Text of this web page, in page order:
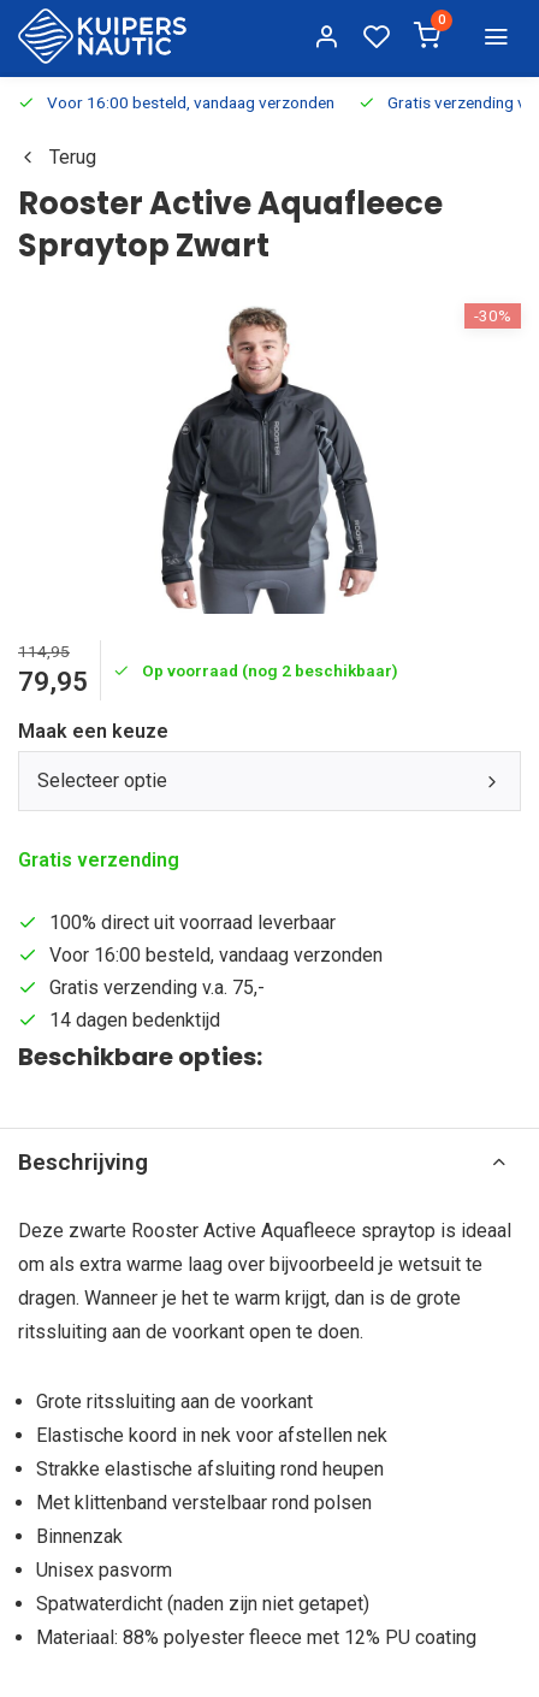
0
Voor 16:00 besteld, vandaag verzonden Gratis verzending
Terug
Rooster Active Aquafleece
Spraytop Zwart
-30%
114,95
79,95 Op voorraad (nog 2 beschikbaar)
Maak een keuze
Selecteer optie
Gratis verzending
100% direct uit voorraad leverbaar
Voor 16:00 besteld, vandaag verzonden
Gratis verzending v.a. 75,-
14 dagen bedenktijd
Beschikbare opties:
Beschrijving
Deze zwarte Rooster Active Aquafleece spraytop is ideaal
om als extra warme laag over bijvoorbeeld je wetsuit te
dragen. Wanneer je het te warm krijgt, dan is de grote
ritssluiting aan de voorkant open te doen.
Grote ritssluiting aan de voorkant
Elastische koord in nek voor afstellen nek
Strakke elastische afsluiting rond heupen
Met klittenband verstelbaar rond polsen
Binnenzak
Unisex pasvorm
Spatwaterdicht (naden zijn niet getapet)
Materiaal: 88% polyester fleece met 12% PU coating